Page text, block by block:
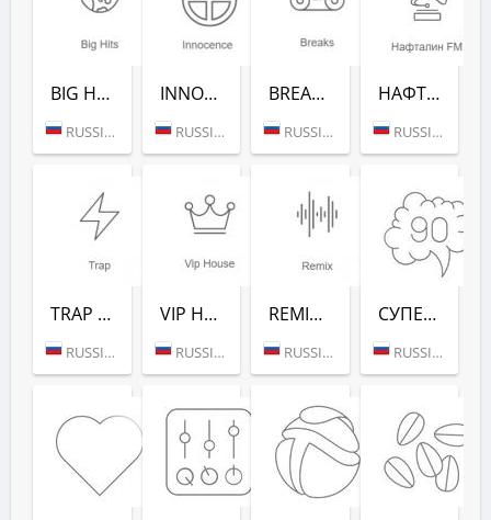
BIG HITS (РАДИО РЕКОРД)
RUSSIA (MOSCOW)
INNOCENCE (РАДИО РЕКОРД)
RUSSIA (MOSCOW)
BREAKS (РАДИО РЕКОРД)
RUSSIA (MOSCOW)
НАФТАЛИН FM (РАДИО РЕКОРД)
RUSSIA (MOSCOW)
TRAP (РАДИО РЕКОРД)
RUSSIA (MOSCOW)
VIP HOUSE (РАДИО РЕКОРД)
RUSSIA (MOSCOW)
REMIX (РАДИО РЕКОРД)
RUSSIA (MOSCOW)
СУПЕРДИСКОТЕКА 90-Х (РАДИО РЕКОРД)
RUSSIA (MOSCOW)